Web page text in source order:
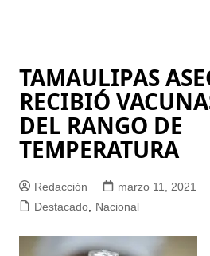
TAMAULIPAS
RECIBIÓ
DEL RANGO DE
TEMPERATURA
Redacción
marzo 11, 2021
Destacado, Nacional